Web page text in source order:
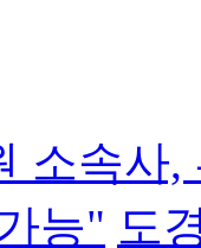
소속
능" 도